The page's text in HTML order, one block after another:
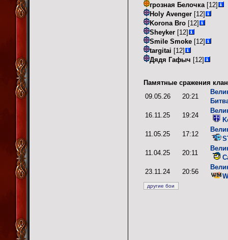
грозная Белочка [12]
Holy Avenger [12]
Korona Bro [12]
Sheyker [12]
Smile Smoke [12]
targitai [12]
Дядя Гафыч [12]
Памятные сражения
09.05.26
20:21
16.11.25
19:24
11.05.25
17:12
11.04.25
20:11
23.11.24
20:56